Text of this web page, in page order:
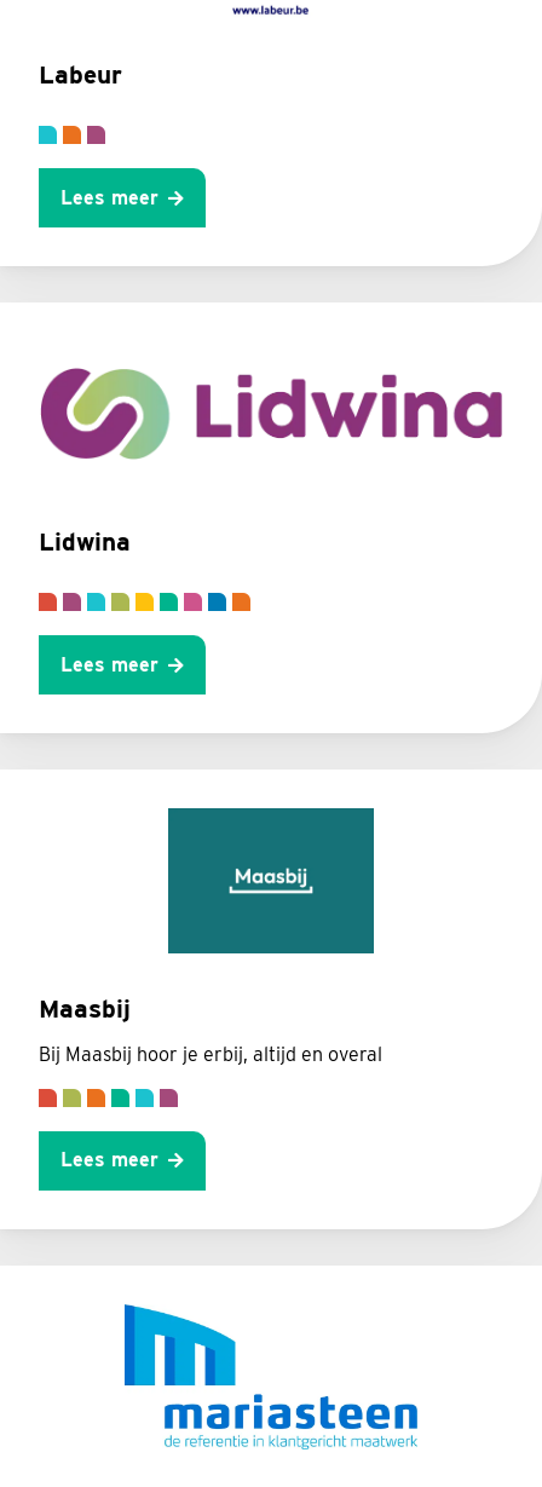
Labeur
Lees meer
Lidwina
Lees meer
Maasbij
Bij Maasbij hoor je erbij, altijd en overal
Lees meer